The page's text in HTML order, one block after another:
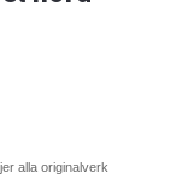
alla originalverk